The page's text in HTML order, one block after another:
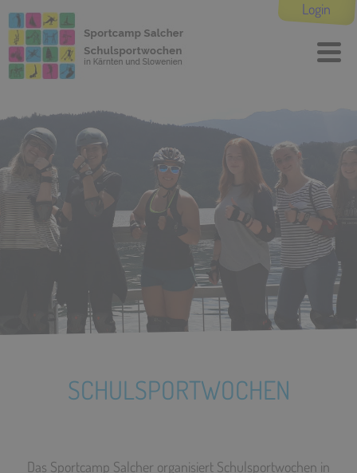
Login
SCHULSPORTWOCHEN
Das Sportcamp Salcher organisiert Schulsportwochen in